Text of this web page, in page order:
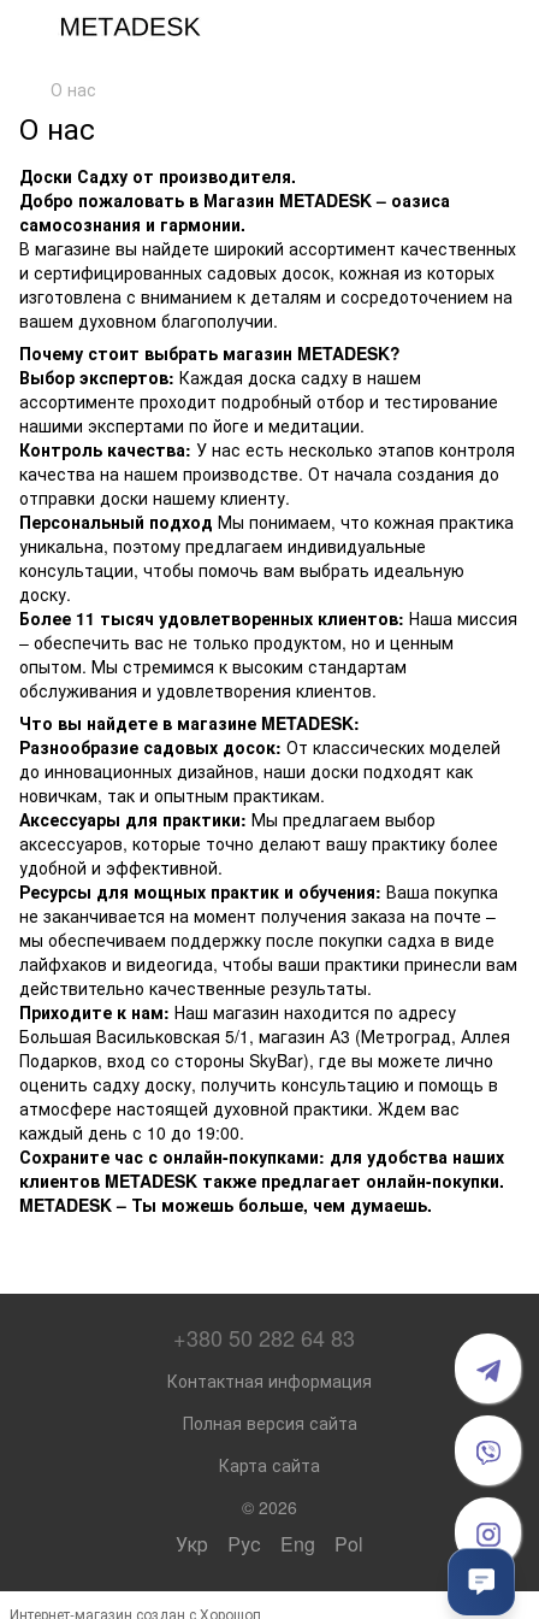
О нас
О нас
Доски Садху от производителя.
Добро пожаловать в Магазин METADESK – оазиса
самосознания и гармонии.
В магазине вы найдете широкий ассортимент качественных
и сертифицированных садовых досок, кожная из которых
изготовлена с вниманием к деталям и сосредоточением на
вашем духовном благополучии.
Почему стоит выбрать магазин METADESK?
Выбор экспертов: Каждая доска садху в нашем
ассортименте проходит подробный отбор и тестирование
нашими экспертами по йоге и медитации.
Контроль качества: У нас есть несколько этапов контроля
качества на нашем производстве. От начала создания до
отправки доски нашему клиенту.
Персональный подход Мы понимаем, что кожная практика
уникальна, поэтому предлагаем индивидуальные
консультации, чтобы помочь вам выбрать идеальную
доску.
Более 11 тысяч удовлетворенных клиентов: Наша миссия
– обеспечить вас не только продуктом, но и ценным
опытом. Мы стремимся к высоким стандартам
обслуживания и удовлетворения клиентов.
Что вы найдете в магазине METADESK:
Разнообразие садовых досок: От классических моделей
до инновационных дизайнов, наши доски подходят как
новичкам, так и опытным практикам.
Аксессуары для практики: Мы предлагаем выбор
аксессуаров, которые точно делают вашу практику более
удобной и эффективной.
Ресурсы для мощных практик и обучения: Ваша покупка
не заканчивается на момент получения заказа на почте –
мы обеспечиваем поддержку после покупки садха в виде
лайфхаков и видеогида, чтобы ваши практики принесли вам
действительно качественные результаты.
Приходите к нам: Наш магазин находится по адресу
Большая Васильковская 5/1, магазин А3 (Метроград, Аллея
Подарков, вход со стороны SkyBar), где вы можете лично
оценить садху доску, получить консультацию и помощь в
атмосфере настоящей духовной практики. Ждем вас
каждый день с 10 до 19:00.
Сохраните час с онлайн-покупками: для удобства наших
клиентов METADESK также предлагает онлайн-покупки.
METADESK – Ты можешь больше, чем думаешь.
+380 50 282 64 83
Контактная информация
Полная версия сайта
Карта сайта
© 2026
Укр Рус Eng Pol
Интернет-магазин создан с Хорошоп